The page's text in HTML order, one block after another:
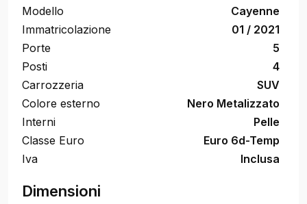
Modello
Cayenne
Immatricolazione
01 / 2021
Porte
5
Posti
4
Carrozzeria
SUV
Colore esterno
Nero Metalizzato
Interni
Pelle
Classe Euro
Euro 6d-Temp
Iva
Inclusa
Dimensioni